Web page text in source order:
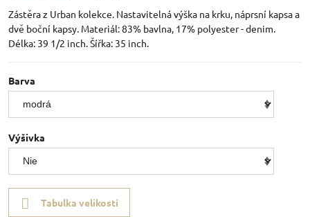
Zástěra z Urban kolekce. Nastavitelná výška na krku, náprsní kapsa a
dvě boční kapsy. Materiál: 83% bavlna, 17% polyester - denim.
Délka: 39 1/2 inch. Šířka: 35 inch.
Barva
Výšivka
Tabulka velikostí